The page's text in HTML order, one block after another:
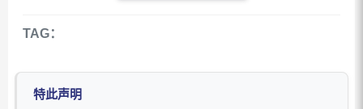
TAG：
特此声明